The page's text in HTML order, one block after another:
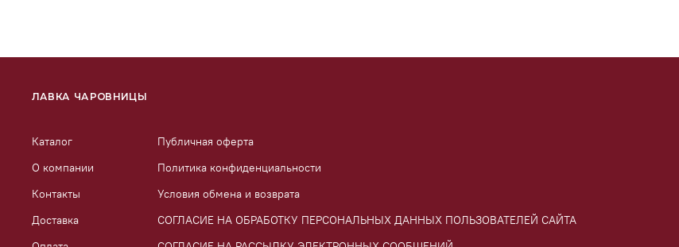
ЛАВКА ЧАРОВНИЦЫ
Каталог
О компании
Контакты
Доставка
Публичная оферта
Политика конфиденциальности
Условия обмена и возврата
СОГЛАСИЕ НА ОБРАБОТКУ ПЕРСОНАЛЬНЫХ ДАННЫХ ПОЛЬЗОВАТЕЛЕЙ САЙТА